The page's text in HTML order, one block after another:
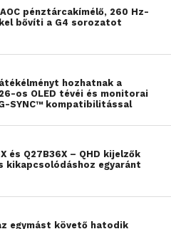
AOC pénztárcakímélő, 260 Hz-
bővíti a G4 sorozatot
hozhatnak a
os OLED tévéi és monitorai
SYNC™ kompatibilitással
és Q27B36X – QHD kijelzők
kikapcsolódáshoz egyaránt
egymást követő hatodik